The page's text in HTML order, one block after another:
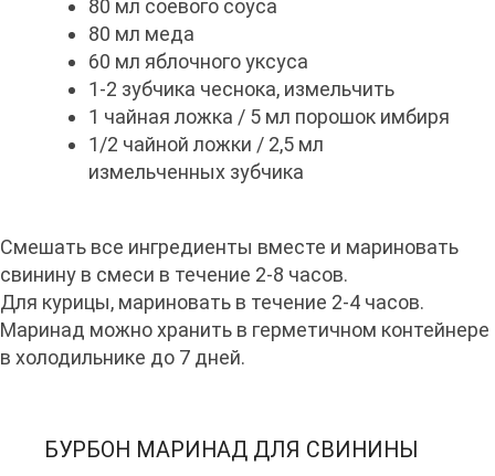
80 мл соевого соуса
80 мл меда
60 мл яблочного уксуса
1-2 зубчика чеснока, измельчить
1 чайная ложка / 5 мл порошок имбиря
1/2 чайной ложки / 2,5 мл
измельченных зубчика
Смешать все ингредиенты вместе и мариновать
свинину в смеси в течение 2-8 часов.
Для курицы, мариновать в течение 2-4 часов.
Маринад можно хранить в герметичном контейнере
в холодильнике до 7 дней.
БУРБОН МАРИНАД ДЛЯ СВИНИНЫ